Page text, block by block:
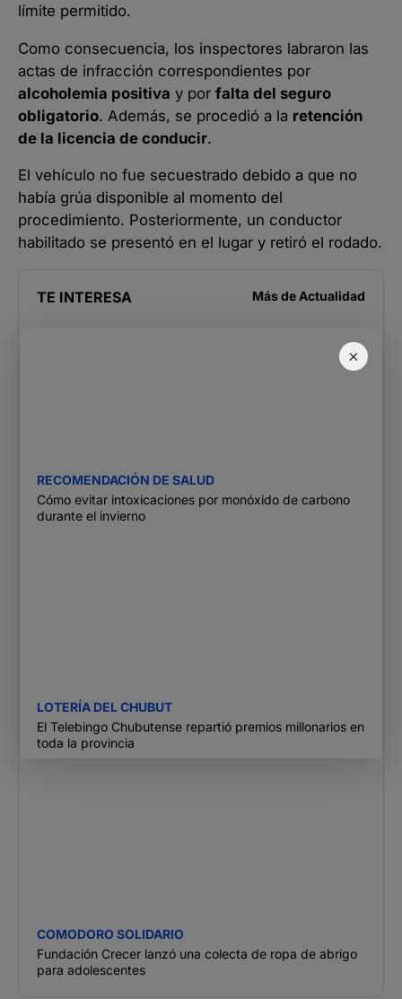
×
límite permitido.
Como consecuencia, los inspectores labraron las
actas de infracción correspondientes por
alcoholemia positiva y por falta del seguro
obligatorio. Además, se procedió a la retención
de la licencia de conducir.
El vehículo no fue secuestrado debido a que no
había grúa disponible al momento del
procedimiento. Posteriormente, un conductor
habilitado se presentó en el lugar y retiró el rodado.
TE INTERESA Más de Actualidad
RECOMENDACIÓN DE SALUD
Cómo evitar intoxicaciones por monóxido de carbono
durante el invierno
LOTERÍA DEL CHUBUT
El Telebingo Chubutense repartió premios millonarios en
toda la provincia
COMODORO SOLIDARIO
Fundación Crecer lanzó una colecta de ropa de abrigo
para adolescentes